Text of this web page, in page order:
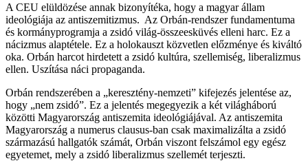
A CEU elüldözése annak bizonyítéka, hogy a magyar állam
ideológiája az antiszemitizmus. Az Orbán-rendszer fundamentuma
és kormányprogramja a zsidó világ-összeesküvés elleni harc. Ez a
nácizmus alaptétele. Ez a holokauszt közvetlen előzménye és kiváltó
oka. Orbán harcot hirdetett a zsidó kultúra, szellemiség, liberalizmus
ellen. Uszítása náci propaganda.
Orbán rendszerében a „keresztény-nemzeti” kifejezés jelentése az,
hogy „nem zsidó”. Ez a jelentés megegyezik a két világháború
közötti Magyarország antiszemita ideológiájával. Az antiszemita
Magyarország a numerus clausus-ban csak maximalizálta a zsidó
származású hallgatók számát, Orbán viszont felszámol egy egész
egyetemet, mely a zsidó liberalizmus szellemét terjeszti.